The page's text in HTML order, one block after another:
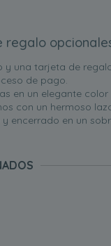
regalo
y una tarjeta de
de pago.
en un elegante color
con un hermoso
encerrado en un